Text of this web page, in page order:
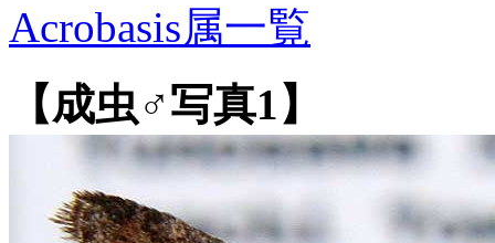
Acrobasis属一覧
【成虫♂写真1】